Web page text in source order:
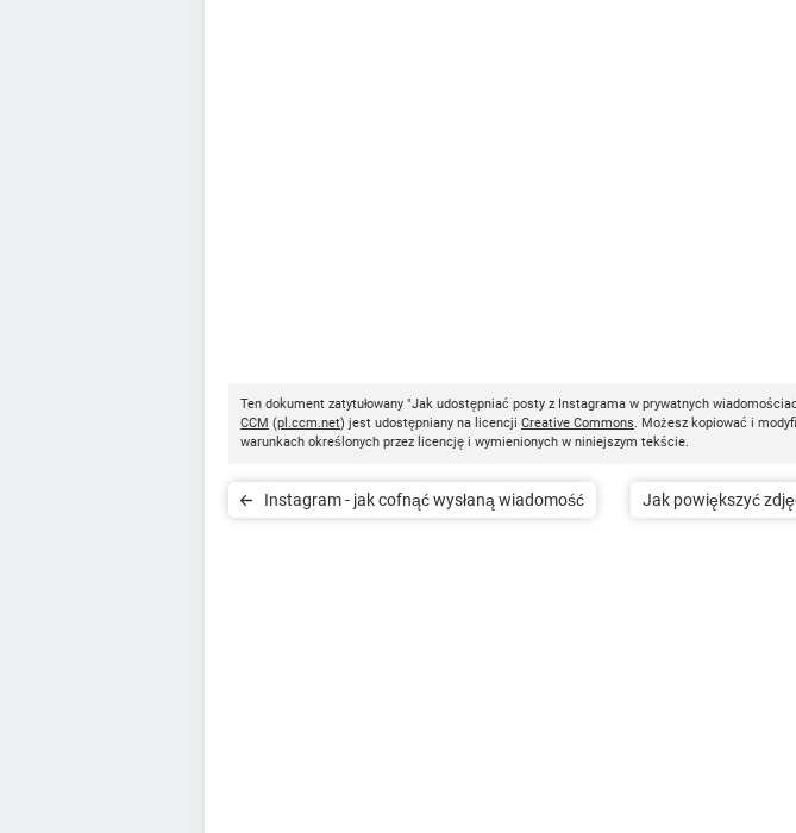
Ten dokument zatytułowany "Jak udostępniać posty z Instagrama w prywatnych
CCM (pl.ccm.net) jest udostępniany na licencji Creative Commons. Możesz kopiować i
warunkach określonych przez licencję i wymienionych w niniejszym tekście.
Instagram - jak cofnąć wysłaną wiadomość Jak powiększyć